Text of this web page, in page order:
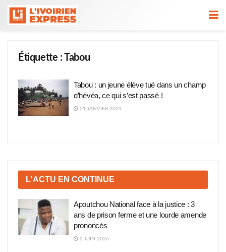
Étiquette : Tabou
Tabou : un jeune élève tué dans un champ
d’hévéa, ce qui s’est passé !
21 JANVIER 2024
L'ACTU EN CONTINUE
Apoutchou National face à la justice : 3
ans de prison ferme et une lourde amende
prononcés
2 JUIN 2026